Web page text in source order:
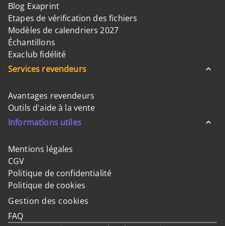
Blog Exaprint
Etapes de vérification des fichiers
Modèles de calendriers 2027
Échantillons
Exaclub fidélité
Services revendeurs
Avantages revendeurs
Outils d'aide à la vente
Informations utiles
Mentions légales
CGV
Politique de confidentialité
Politique de cookies
Gestion des cookies
FAQ